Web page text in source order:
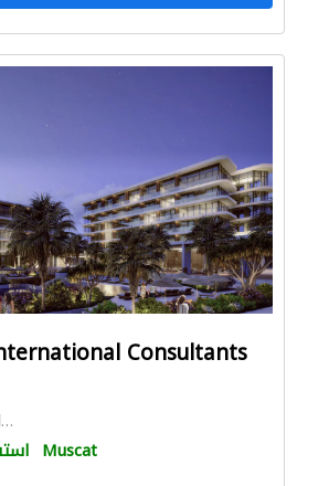
Consultants
https://goo.gl/maps/4ZYQzix89FDsgK1L9
Muscat